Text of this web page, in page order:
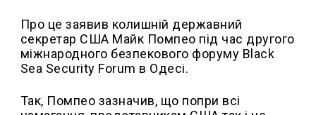
Про це заявив колишній державний
секретар США Майк Помпео під час другого
міжнародного безпекового форуму Black
Sea Security Forum в Одесі.
Так, Помпео зазначив, що попри всі